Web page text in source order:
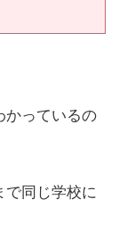
かっているの
で同じ学校に